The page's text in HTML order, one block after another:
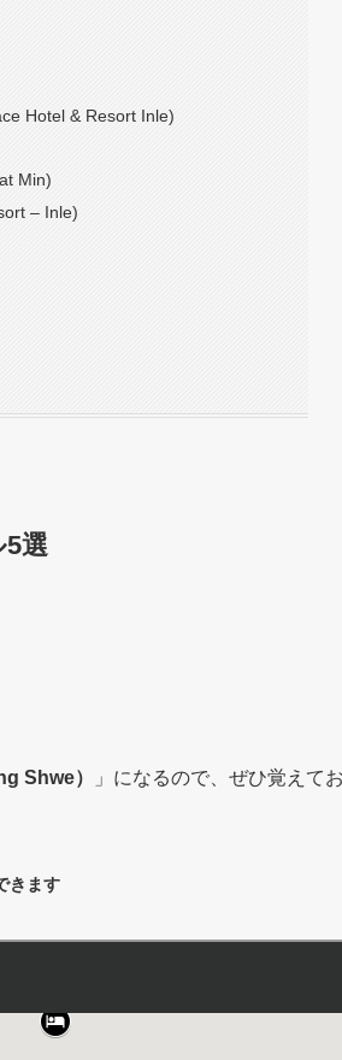
Hotel & Resort Inle)
Min)
– Inle)
選
Shwe）
」になるので、ぜひ覚えて
きます